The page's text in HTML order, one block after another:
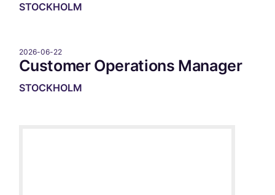
STOCKHOLM
2026-06-22
Customer Operations Manager
STOCKHOLM